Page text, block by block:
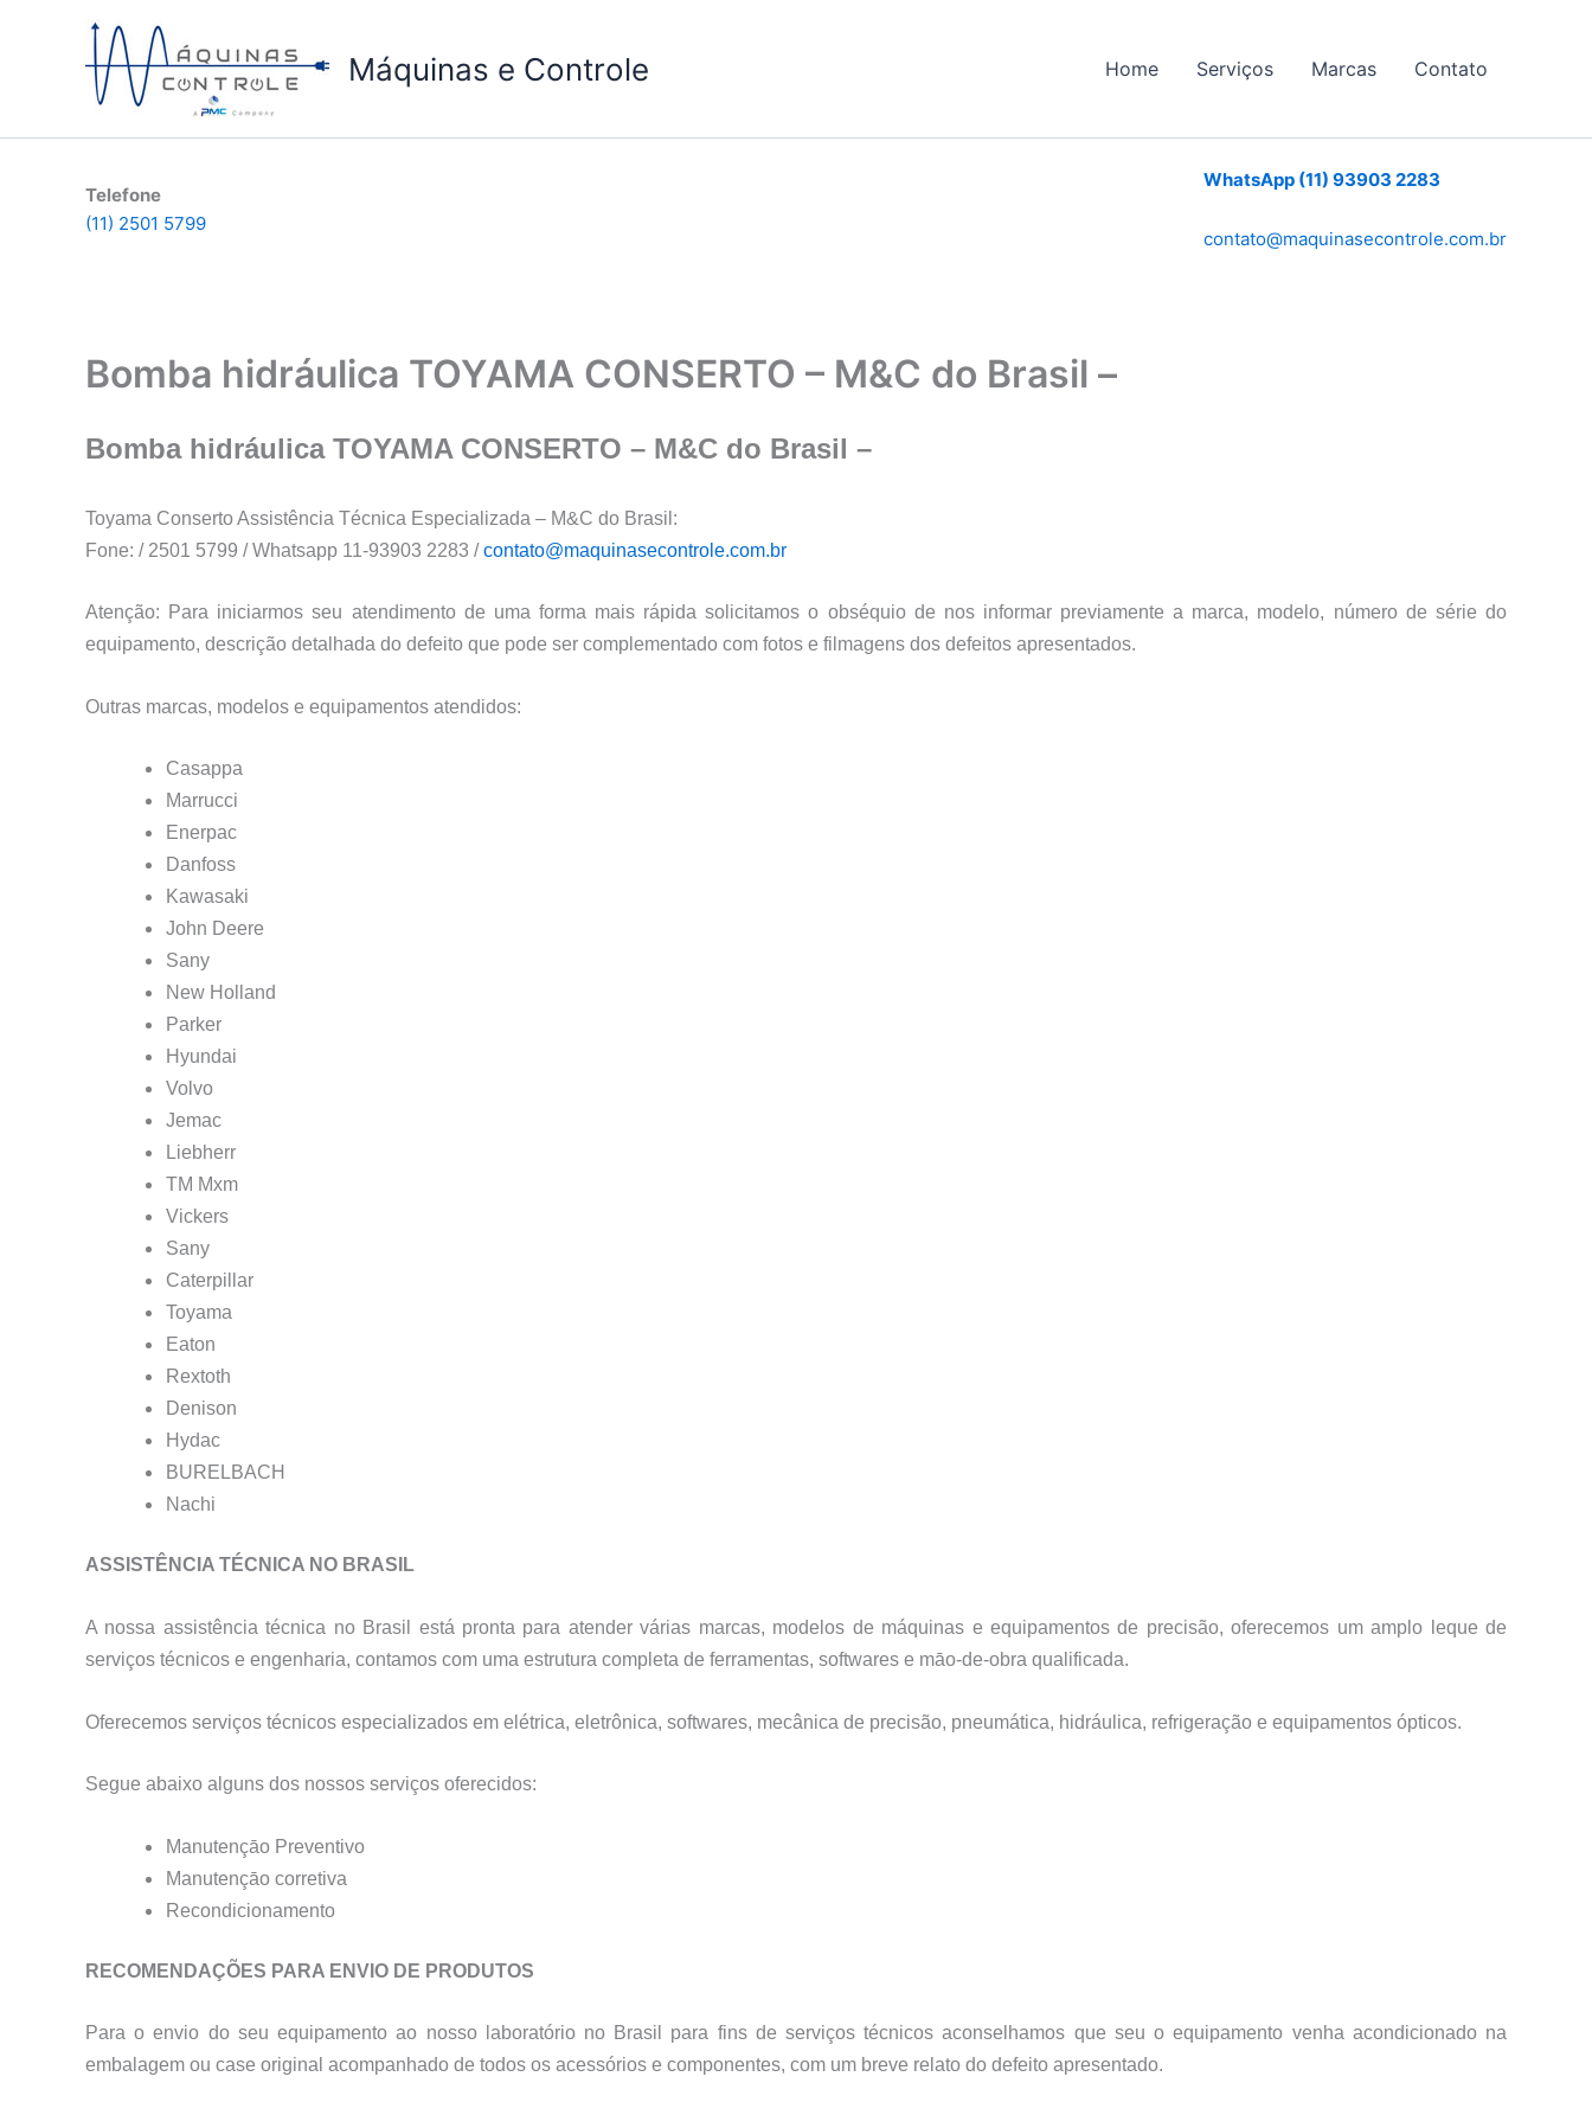
Máquinas e Controle Home Serviços Marcas Contato
Telefone
(11) 2501 5799
WhatsApp (11) 93903 2283
contato@maquinasecontrole.com.br
Bomba hidráulica TOYAMA CONSERTO – M&C do Brasil –
Bomba hidráulica TOYAMA CONSERTO – M&C do Brasil –
Toyama Conserto Assistência Técnica Especializada – M&C do Brasil:
Fone: / 2501 5799 / Whatsapp 11-93903 2283 /contato@maquinasecontrole.com.br
Atenção: Para iniciarmos seu atendimento de uma forma mais rápida solicitamos o obséquio de nos informar previamente a marca, modelo, número de série do
equipamento, descrição detalhada do defeito que pode ser complementado com fotos e filmagens dos defeitos apresentados.
Outras marcas, modelos e equipamentos atendidos:
Casappa
Marrucci
Enerpac
Danfoss
Kawasaki
John Deere
Sany
New Holland
Parker
Hyundai
Volvo
Jemac
Liebherr
TM Mxm
Vickers
Sany
Caterpillar
Toyama
Eaton
Rextoth
Denison
Hydac
BURELBACH
Nachi
ASSISTÊNCIA TÉCNICA NO BRASIL
A nossa assistência técnica no Brasil está pronta para atender várias marcas, modelos de máquinas e equipamentos de precisão, oferecemos um amplo leque de
serviços técnicos e engenharia, contamos com uma estrutura completa de ferramentas, softwares e māo-de-obra qualificada.
Oferecemos serviços técnicos especializados em elétrica, eletrônica, softwares, mecânica de precisão, pneumática, hidráulica, refrigeração e equipamentos ópticos.
Segue abaixo alguns dos nossos serviços oferecidos:
Manutençāo Preventivo
Manutençāo corretiva
Recondicionamento
RECOMENDAÇÕES PARA ENVIO DE PRODUTOS
Para o envio do seu equipamento ao nosso laboratório no Brasil para fins de serviços técnicos aconselhamos que seu o equipamento venha acondicionado na
embalagem ou case original acompanhado de todos os acessórios e componentes, com um breve relato do defeito apresentado.